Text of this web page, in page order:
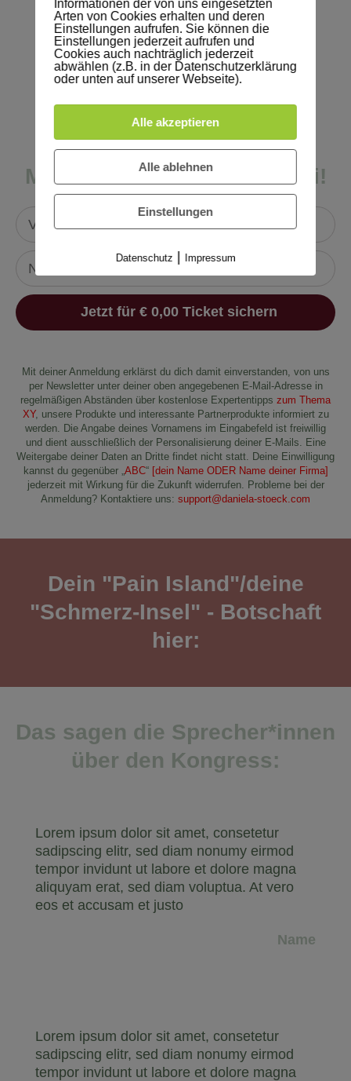
Verena Bußjäger
Nutze die Kraft Deiner Stimme im Business
Yvonne Knies-Peter
Wie du auch ohne Logo sichtbar wirst. 5 Tipps
für dein Branddesign.
Melde dich an und sei dabei!
Mit deiner Anmeldung erklärst du dich damit einverstanden, von uns
per Newsletter unter deiner oben angegebenen E-Mail-Adresse in
regelmäßigen Abständen über kostenlose Expertentipps zum Thema
XY, unsere Produkte und interessante Partnerprodukte informiert zu
werden. Die Angabe deines Vornamens im Eingabefeld ist freiwillig
und dient ausschließlich der Personalisierung deiner E-Mails. Eine
Weitergabe deiner Daten an Dritte findet nicht statt. Deine Einwilligung
kannst du gegenüber „ ABC“ [dein Name ODER Name deiner Firma]
jederzeit mit Wirkung für die Zukunft widerrufen. Probleme bei der
Anmeldung? Kontaktiere uns: support@daniela-stoeck.com
Dein "Pain Island"/deine
"Schmerz-Insel" - Botschaft
hier:
Das sagen die Sprecher*innen
über den Kongress:
Lorem ipsum dolor sit amet, consetetur
sadipscing elitr, sed diam nonumy eirmod
tempor invidunt ut labore et dolore magna
aliquyam erat, sed diam voluptua. At vero
eos et accusam et justo
Name
Lorem ipsum dolor sit amet, consetetur
sadipscing elitr, sed diam nonumy eirmod
tempor invidunt ut labore et dolore magna
Informationen der von uns eingesetzten
Arten von Cookies erhalten und deren
Einstellungen aufrufen. Sie können die
Einstellungen jederzeit aufrufen und
Cookies auch nachträglich jederzeit
abwählen (z.B. in der Datenschutzerklärung
oder unten auf unserer Webseite).
Alle akzeptieren
Alle ablehnen
Einstellungen
Datenschutz Impressum